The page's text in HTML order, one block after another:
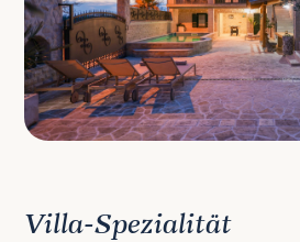
Villa-Spezialität